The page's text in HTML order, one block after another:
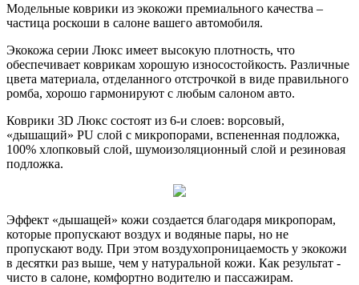
Модельные коврики из экокожи премиального качества –
частица роскоши в салоне вашего автомобиля.
Экокожа серии Люкс имеет высокую плотность, что
обеспечивает коврикам хорошую износостойкость. Различные
цвета материала, отделанного отстрочкой в виде правильного
ромба, хорошо гармонируют с любым салоном авто.
Коврики 3D Люкс состоят из 6-и слоев: ворсовый,
«дышащий» PU слой с микропорами, вспененная подложка,
100% хлопковый слой, шумоизоляционный слой и резиновая
подложка.
Эффект «дышащей» кожи создается благодаря микропорам,
которые пропускают воздух и водяные пары, но не
пропускают воду. При этом воздухопроницаемость у экокожи
в десятки раз выше, чем у натуральной кожи. Как результат -
чисто в салоне, комфортно водителю и пассажирам.